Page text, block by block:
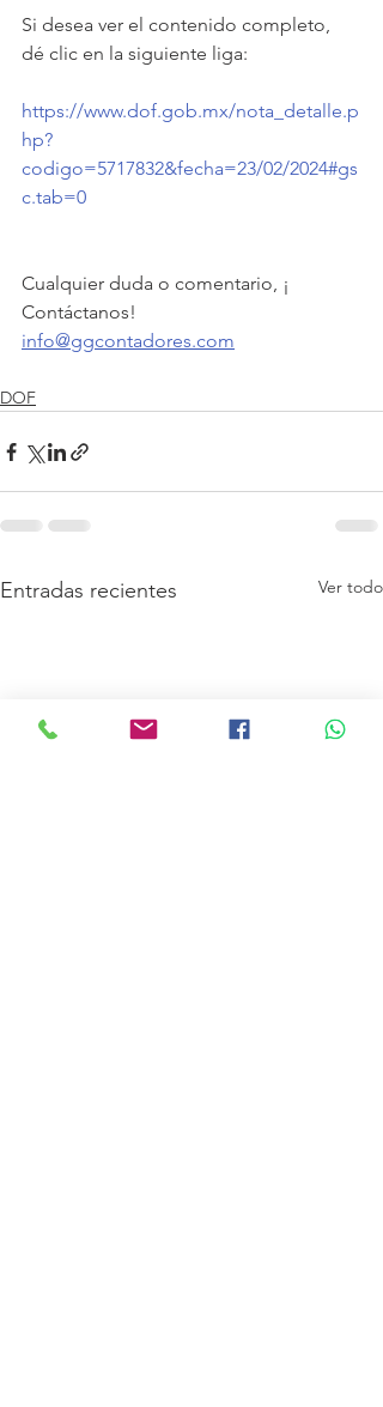
Si desea ver el contenido completo,
dé clic en la siguiente liga:
https://www.dof.gob.mx/nota_detalle.p
hp?
codigo=5717832&fecha=23/02/2024#gs
c.tab=0
Cualquier duda o comentario, ¡
Contáctanos!
info@ggcontadores.com
DOF
Entradas recientes Ver todo